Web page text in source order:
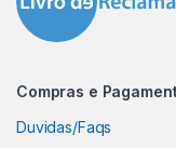
Compras e
Duvidas/Faqs